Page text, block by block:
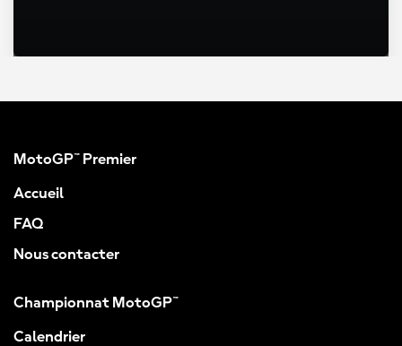
MotoGP™ Premier
Accueil
FAQ
Nous contacter
Championnat MotoGP™
Calendrier